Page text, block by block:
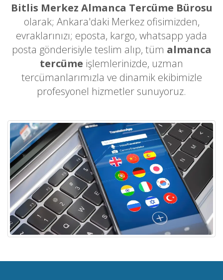
Bitlis Merkez Almanca Tercüme Bürosu
olarak; Ankara'daki Merkez ofisimizden,
evraklarınızı; eposta, kargo, whatsapp yada
posta gönderisiyle teslim alıp, tüm almanca
tercüme işlemlerinizde, uzman
tercümanlarımızla ve dinamik ekibimizle
profesyonel hizmetler sunuyoruz.